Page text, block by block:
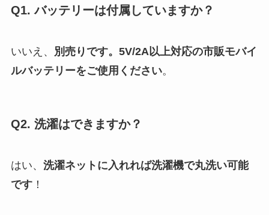
Q1. バッテリーは付属していますか？
いいえ、
別売りです。5V/2A以上対応の市販モバイ
ルバッテリーをご使用ください。
Q2. 洗濯はできますか？
はい、 洗濯ネットに入れれば洗濯機で丸洗い可能
です！